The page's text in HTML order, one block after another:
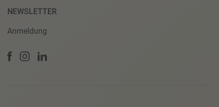
NEWSLETTER
Anmeldung